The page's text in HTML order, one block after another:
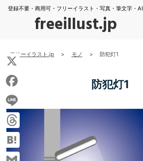
登録不要・商用可・フリーイラスト・写真・筆文字・AI
freeillust.jp
フリーイラスト.jp > モノ > 防犯灯1
防犯灯1
X
Facebook
Line
Threads
Hatena